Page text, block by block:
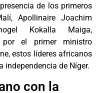
de los primeros
Apollinaire Joachim
Kokalla Maiga,
por el primer ministro
estos líderes africanos
de Níger.
con la